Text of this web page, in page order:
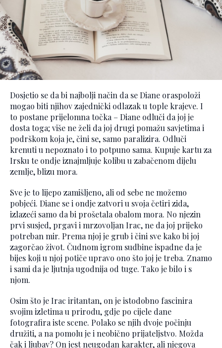
Dosjetio se da bi najbolji način da se Diane oraspoloži
mogao biti njihov zajednički odlazak u tople krajeve. I
to postane prijelomna točka – Diane odluči da joj je
dosta toga; više ne želi da joj drugi pomažu savjetima i
podrškom koja je, čini se, samo paralizira. Odluči
krenuti u nepoznato i to potpuno sama. Kupuje kartu za
Irsku te ondje iznajmljuje kolibu u zabačenom dijelu
zemlje, blizu mora.
Sve je to lijepo zamišljeno, ali od sebe ne možemo
pobjeći. Diane se i ondje zatvori u svoja četiri zida,
izlazeći samo da bi prošetala obalom mora. No njezin
prvi susjed, prgavi i mrzovoljan Irac, ne da joj prijeko
potreban mir. Prema njoj je grub i čini sve kako bi joj
zagorčao život. Čudnom igrom sudbine ispadne da je
bijes koji u njoj potiče upravo ono što joj je treba. Znamo
i sami da je ljutnja ugodnija od tuge. Tako je bilo i s
njom.
Osim što je Irac iritantan, on je istodobno fascinira
svojim izletima u prirodu, gdje po cijele dane
fotografira iste scene. Polako se njih dvoje počinju
družiti, a na pomolu je i neobično prijateljstvo. Možda
čak i ljubav? On jest neugodan karakter, ali njegova